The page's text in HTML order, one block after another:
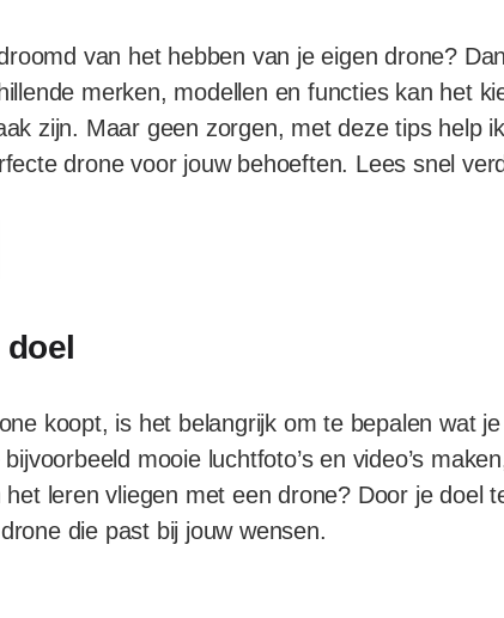
van het hebben van je eigen drone?
merken, modellen en functies kan het
zijn. Maar geen zorgen, met deze tips help
drone voor jouw behoeften. Lees snel
doel
koopt, is het belangrijk om te bepalen wat
mooie luchtfoto’s en video’s
leren vliegen met een drone? Door je doel
die past bij jouw wensen.